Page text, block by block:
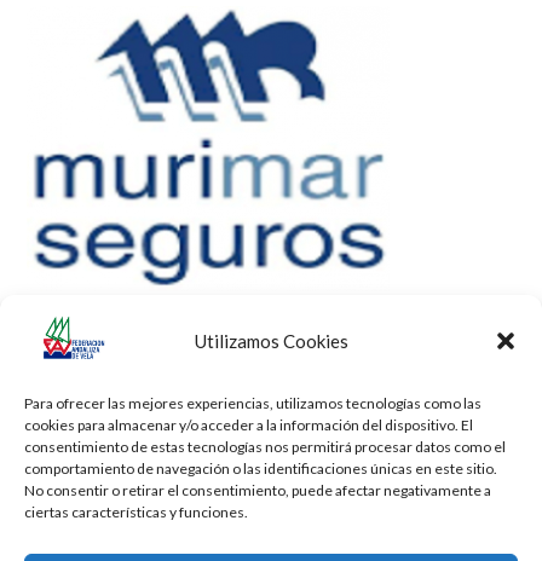
Utilizamos Cookies
Para ofrecer las mejores experiencias, utilizamos tecnologías como las
cookies para almacenar y/o acceder a la información del dispositivo. El
consentimiento de estas tecnologías nos permitirá procesar datos como el
comportamiento de navegación o las identificaciones únicas en este sitio.
No consentir o retirar el consentimiento, puede afectar negativamente a
ciertas características y funciones.